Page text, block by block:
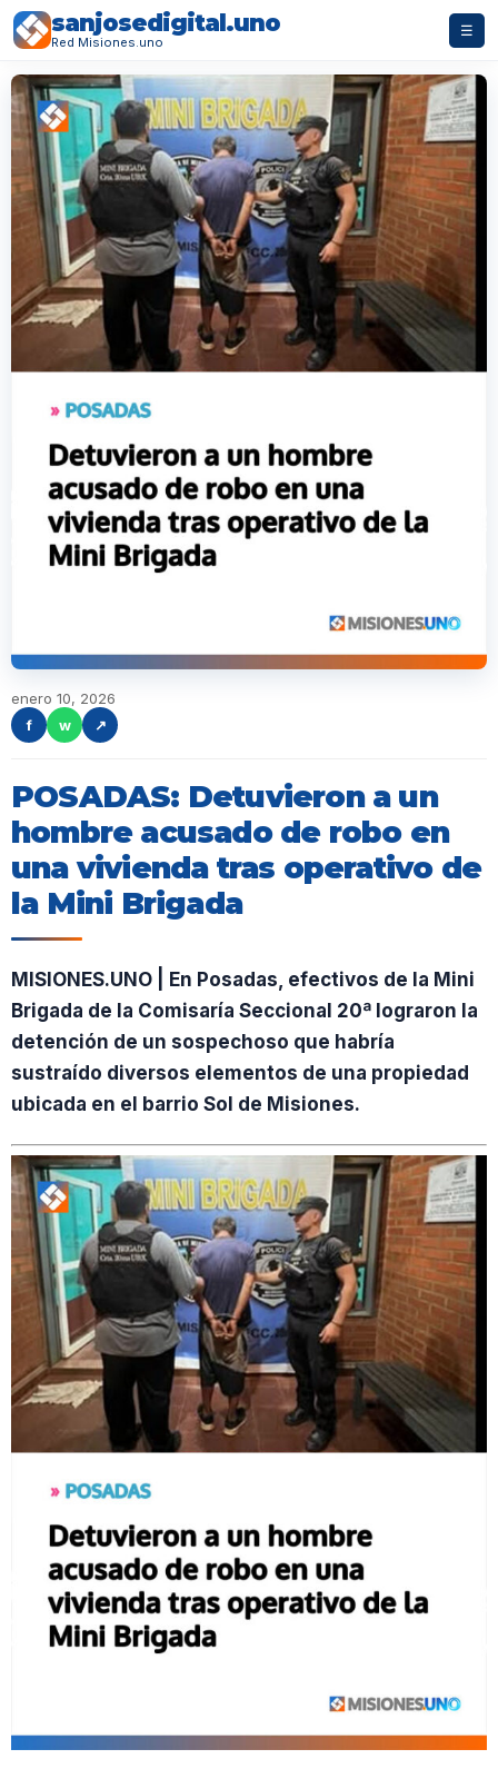
sanjosedigital.uno
Red Misiones.uno
☰
enero 10, 2026
f
w ↗
POSADAS: Detuvieron a un
hombre acusado de robo en
una vivienda tras operativo de
la Mini Brigada
MISIONES.UNO | En Posadas, efectivos de la Mini
Brigada de la Comisaría Seccional 20ª lograron la
detención de un sospechoso que habría
sustraído diversos elementos de una propiedad
ubicada en el barrio Sol de Misiones.